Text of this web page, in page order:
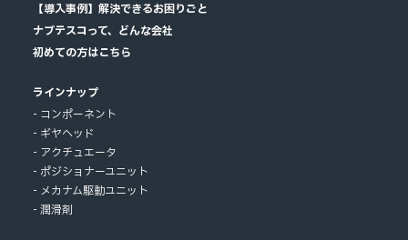
【導入事例】解決できるお困りごと
ナブテスコって、どんな会社
初めての方はこちら
ラインナップ
コンポーネント
ギヤヘッド
アクチュエータ
ポジショナーユニット
メカナム駆動ユニット
潤滑剤